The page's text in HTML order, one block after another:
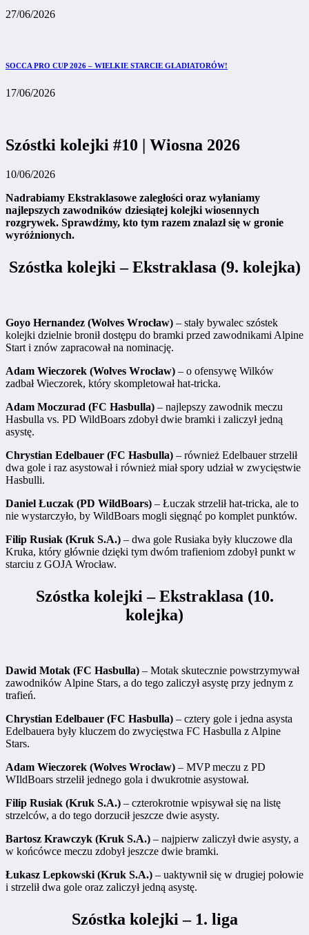
27/06/2026
SOCCA PRO CUP 2026 – WIELKIE STARCIE GLADIATORÓW!
17/06/2026
Szóstki kolejki #10 | Wiosna 2026
10/06/2026
Nadrabiamy Ekstraklasowe zaległości oraz wyłaniamy
najlepszych zawodników dziesiątej kolejki wiosennych
rozgrywek. Sprawdźmy, kto tym razem znalazł się w gronie
wyróżnionych.
Szóstka kolejki – Ekstraklasa (9. kolejka)
Goyo Hernandez (Wolves Wrocław) – stały bywalec szóstek
kolejki dzielnie bronił dostępu do bramki przed zawodnikami Alpine
Start i znów zapracował na nominację.
Adam Wieczorek (Wolves Wrocław) – o ofensywę Wilków
zadbał Wieczorek, który skompletował hat-tricka.
Adam Moczurad (FC Hasbulla) – najlepszy zawodnik meczu
Hasbulla vs. PD WildBoars zdobył dwie bramki i zaliczył jedną
asystę.
Chrystian Edelbauer (FC Hasbulla) – również Edelbauer strzelił
dwa gole i raz asystował i również miał spory udział w zwycięstwie
Hasbulli.
Daniel Łuczak (PD WildBoars) – Łuczak strzelił hat-tricka, ale to
nie wystarczyło, by WildBoars mogli sięgnąć po komplet punktów.
Filip Rusiak (Kruk S.A.) – dwa gole Rusiaka były kluczowe dla
Kruka, który głównie dzięki tym dwóm trafieniom zdobył punkt w
starciu z GOJA Wrocław.
Szóstka kolejki – Ekstraklasa (10.
kolejka)
Dawid Motak (FC Hasbulla) – Motak skutecznie powstrzymywał
zawodników Alpine Stars, a do tego zaliczył asystę przy jednym z
trafień.
Chrystian Edelbauer (FC Hasbulla) – cztery gole i jedna asysta
Edelbauera były kluczem do zwycięstwa FC Hasbulla z Alpine
Stars.
Adam Wieczorek (Wolves Wrocław) – MVP meczu z PD
WIldBoars strzelił jednego gola i dwukrotnie asystował.
Filip Rusiak (Kruk S.A.) – czterokrotnie wpisywał się na listę
strzelców, a do tego dorzucił jeszcze dwie asysty.
Bartosz Krawczyk (Kruk S.A.) – najpierw zaliczył dwie asysty, a
w końcówce meczu zdobył jeszcze dwie bramki.
Łukasz Lepkowski (Kruk S.A.) – uaktywnił się w drugiej połowie
i strzelił dwa gole oraz zaliczył jedną asystę.
Szóstka kolejki – 1. liga